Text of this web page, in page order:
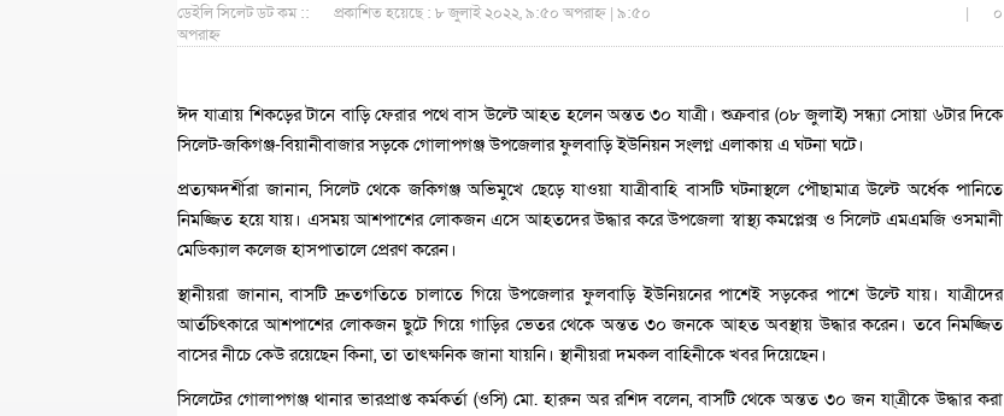
ডেইলি সিলেট ডট কম ::
প্রকাশিত হয়েছে : ৮ জুলাই ২০২২, ৯:৫০ অপরাহ্ন | ৯:৫০
অপরাহ্ন
| ০
ঈদ যাত্রায় শিকড়ের টানে বাড়ি ফেরার পথে বাস উল্টে আহত হলেন অন্তত ৩০ যাত্রী। শুক্রবার (০৮ জুলাই) সন্ধ্যা সোয়া ৬টার দিকে
সিলেট-জকিগঞ্জ-বিয়ানীবাজার সড়কে গোলাপগঞ্জ উপজেলার ফুলবাড়ি ইউনিয়ন সংলগ্ন এলাকায় এ ঘটনা ঘটে।
প্রত্যক্ষদর্শীরা জানান, সিলেট থেকে জকিগঞ্জ অভিমুখে ছেড়ে যাওয়া যাত্রীবাহি বাসটি ঘটনাস্থলে পৌছামাত্র উল্টে অর্ধেক পানিতে
নিমজ্জিত হয়ে যায়। এসময় আশপাশের লোকজন এসে আহতদের উদ্ধার করে উপজেলা স্বাস্থ্য কমপ্লেক্স ও সিলেট এমএমজি ওসমানী
মেডিক্যাল কলেজ হাসপাতালে প্রেরণ করেন।
স্থানীয়রা জানান, বাসটি দ্রুতগতিতে চালাতে গিয়ে উপজেলার ফুলবাড়ি ইউনিয়নের পাশেই সড়কের পাশে উল্টে যায়। যাত্রীদের
আর্তচিৎকারে আশপাশের লোকজন ছুটে গিয়ে গাড়ির ভেতর থেকে অন্তত ৩০ জনকে আহত অবস্থায় উদ্ধার করেন। তবে নিমজ্জিত
বাসের নীচে কেউ রয়েছেন কিনা, তা তাৎক্ষনিক জানা যায়নি। স্থানীয়রা দমকল বাহিনীকে খবর দিয়েছেন।
সিলেটের গোলাপগঞ্জ থানার ভারপ্রাপ্ত কর্মকর্তা (ওসি) মো. হারুন অর রশিদ বলেন, বাসটি থেকে অন্তত ৩০ জন যা্ত্রীকে উদ্ধার করা